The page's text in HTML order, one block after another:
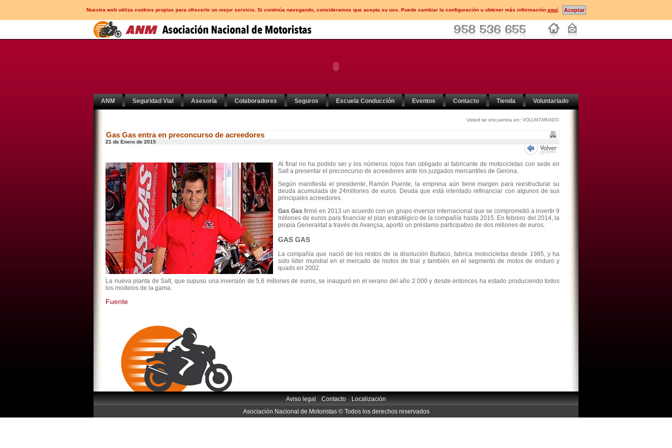
Nuestra web utiliza cookies propias para ofrecerle un mejor servicio. Si continúa navegando, consideramos que acepta su uso. Puede cambiar la configuración u obtener más información aquí.
ANM Seguridad Vial Asesoría Colaboradores Seguros Escuela Conducción Eventos Contacto Tienda Voluntariado
Usted se encuentra en: VOLUNTARIADO
Gas Gas entra en preconcurso de acreedores
21 de Enero de 2015
Al final no ha podido ser y los números rojos han obligado al fabricante de motocicletas con sede en
Salt a presentar el preconcurso de acreedores ante los juzgados mercantiles de Gerona.
Según manifiesta el presidente, Ramón Puente, la empresa aún tiene margen para reestructurar su
deuda acumulada de 24millones de euros. Deuda que está intentado refinanciar con algunos de sus
principales acreedores.
Gas Gas firmó en 2013 un acuerdo con un grupo inversor internacional que se comprometió a invertir 9
millones de euros para financiar el plan estratégico de la compañía hasta 2015. En febrero del 2014, la
propia Generalitat a través de Avançsa, aportó un préstamo participativo de dos millones de euros.
GAS GAS
La compañía que nació de los restos de la disolución Bultaco, fabrica motocicletas desde 1985, y ha
sido líder mundial en el mercado de motos de trial y también en el segmento de motos de enduro y
quads en 2002.
La nueva planta de Salt, que supuso una inversión de 5,6 millones de euros, se inauguró en el verano del año 2.000 y desde entonces ha estado produciendo todos
los modelos de la gama.
Fuente
Aviso legal|Contacto|Localización
Asociación Nacional de Motoristas © Todos los derechos reservados